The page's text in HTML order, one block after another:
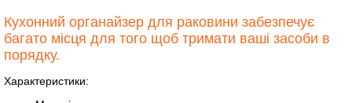
Кухонний органайзер для раковини забезпечує
багато місця для того щоб тримати ваші засоби в
порядку.
Характеристики: